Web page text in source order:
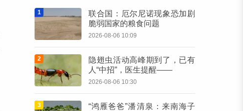
1
联合国：厄尔尼诺现象恐加剧
脆弱国家的粮食问题
2026-08-06 10:09
2
隐翅虫活动高峰期到了，已有
人“中招”，医生提醒——
2026-08-06 10:30
3
“鸿雁爸爸”潘清泉：来南海子